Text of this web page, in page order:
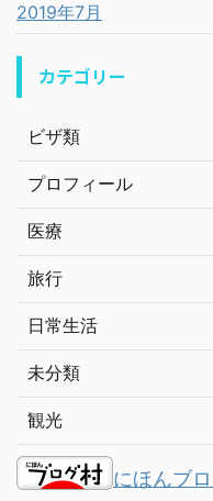
2019年7月
カテゴリー
ビザ類
プロフィール
医療
旅行
日常生活
未分類
観光
にほんブ